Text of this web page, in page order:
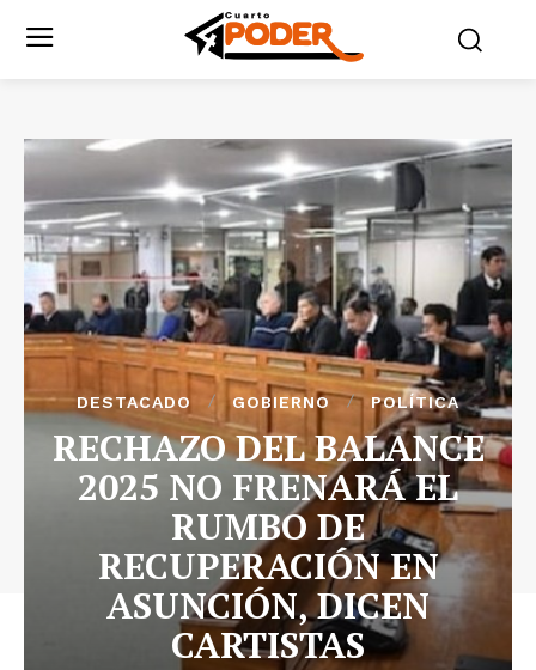
DESTACADO GOBIERNO POLÍTICA
RECHAZO DEL BALANCE
2025 NO FRENARÁ EL
RUMBO DE
RECUPERACIÓN EN
ASUNCIÓN, DICEN
CARTISTAS